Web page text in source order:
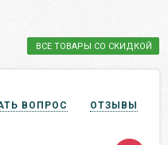
ВСЕ ТОВАРЫ СО СКИДКОЙ
ВОПРОС ОТЗЫВЫ